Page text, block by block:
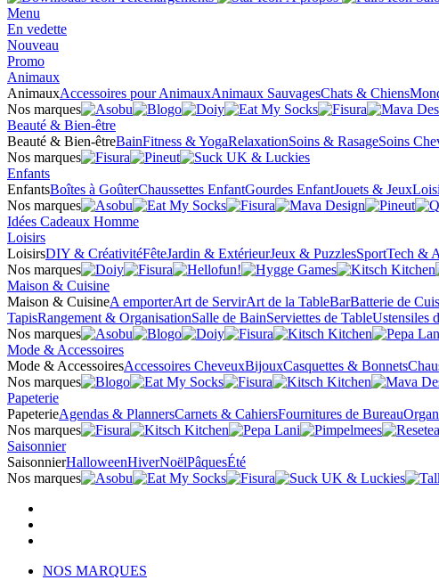
Menu
En vedette
Nouveau
Promo
Animaux
AnimauxAccessoires pour AnimauxAnimaux SauvagesChats & Chiens
Nos marques
Beauté & Bien-être
Beauté & Bien-êtreBainFitness & YogaRelaxationSoins & RasageSoins
Nos marques
Enfants
EnfantsBoîtes à GoûterChaussettes EnfantGourdes EnfantJouets & Jeux
Nos marques
Idées Cadeaux Homme
Loisirs
LoisirsDIY & CréativitéFêteJardin & ExtérieurJeux & PuzzlesSportTech &
Nos marques
Maison & Cuisine
Maison & CuisineA emporterArt de ServirArt de la TableBarBatterie de
TapisRangement & OrganisationSalle de BainServiettes de TableUstensiles
Nos marques
Mode & Accessoires
Mode & AccessoiresAccessoires CheveuxBijouxCasquettes & Bonnets
Nos marques
Papeterie
PapeterieAgendas & PlannersCarnets & CahiersFournitures de Bureau
Nos marques
Saisonnier
SaisonnierHalloweenHiverNoëlPâquesÉté
Nos marques
NOS MARQUES